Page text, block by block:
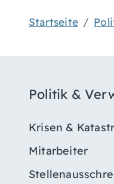
Startseite
Politik &
Krisen &
Mitarbeiter